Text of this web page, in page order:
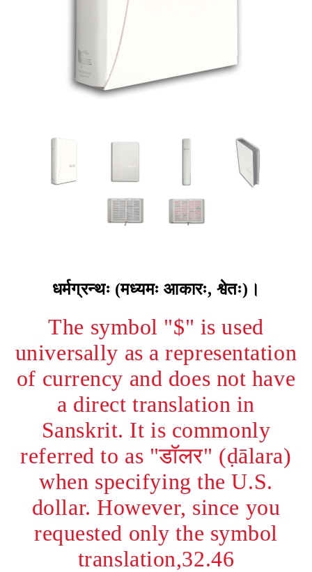
धर्मग्रन्थः (मध्यमः आकारः, श्वेतः)।
The symbol "$" is used
universally as a representation
of currency and does not have
a direct translation in
Sanskrit. It is commonly
referred to as "डॉलर" (ḍālara)
when specifying the U.S.
dollar. However, since you
requested only the symbol
translation,32.46